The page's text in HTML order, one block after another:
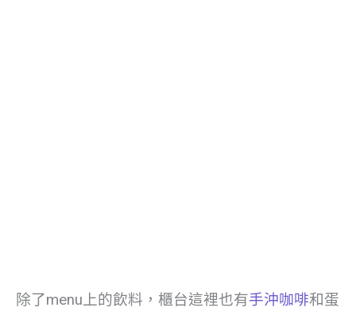
除了menu上的飲料，櫃台這裡也有手沖咖啡和蛋